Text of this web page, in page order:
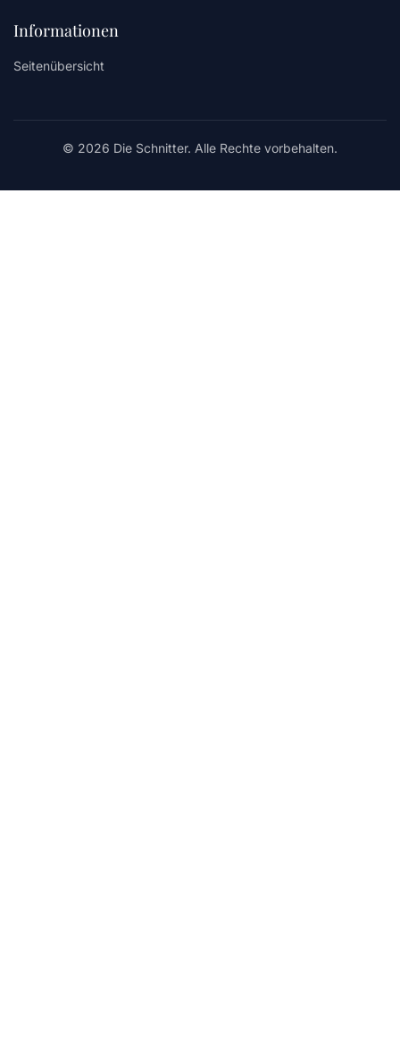
Informationen
Seitenübersicht
© 2026 Die Schnitter. Alle Rechte vorbehalten.